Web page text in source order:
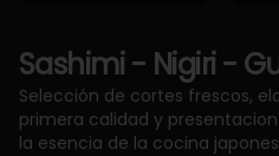
Sashimi - Nigiri -
Selección de cortes frescos,
primera calidad y
la esencia de la cocina